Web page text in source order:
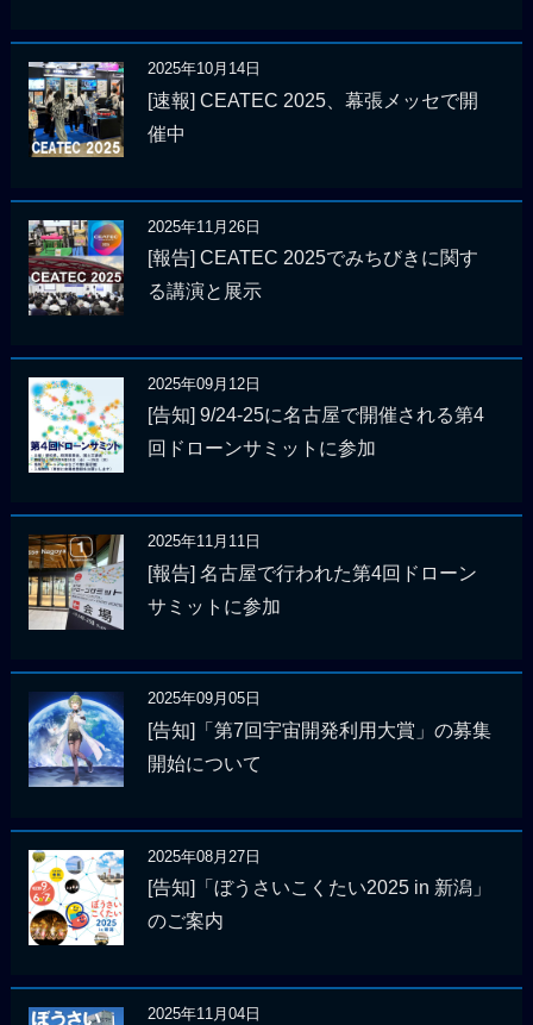
2025年10月14日
[速報] CEATEC 2025、幕張メッセで開
催中
2025年11月26日
[報告] CEATEC 2025でみちびきに関す
る講演と展示
2025年09月12日
[告知] 9/24-25に名古屋で開催される第4
回ドローンサミットに参加
2025年11月11日
[報告] 名古屋で行われた第4回ドローン
サミットに参加
2025年09月05日
[告知]「第7回宇宙開発利用大賞」の募集
開始について
2025年08月27日
[告知]「ぼうさいこくたい2025 in 新潟」
のご案内
2025年11月04日